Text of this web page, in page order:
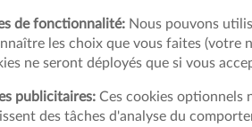
de fonctionnalité: Nous pouvons
les choix que vous faites (votre
ne seront déployés que si vous
publicitaires: Ces cookies optionnels
des tâches d'analyse du